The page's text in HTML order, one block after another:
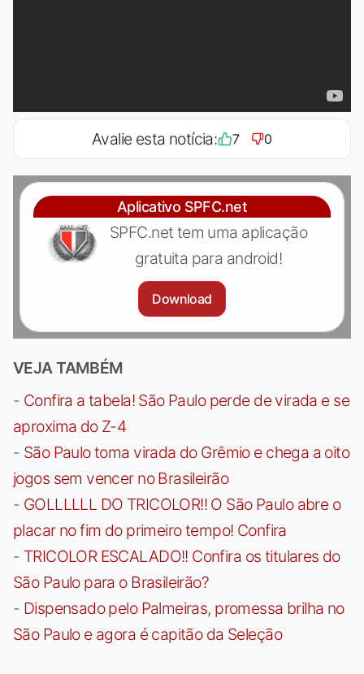
Avalie esta notícia: 7 0
Aplicativo SPFC.net
SPFC.net tem uma aplicação
gratuita para android!
Download
VEJA TAMBÉM
- Confira a tabela! São Paulo perde de virada e se
aproxima do Z-4
- São Paulo toma virada do Grêmio e chega a oito
jogos sem vencer no Brasileirão
- GOLLLLLL DO TRICOLOR!! O São Paulo abre o
placar no fim do primeiro tempo! Confira
- TRICOLOR ESCALADO!! Confira os titulares do
São Paulo para o Brasileirão?
- Dispensado pelo Palmeiras, promessa brilha no
São Paulo e agora é capitão da Seleção